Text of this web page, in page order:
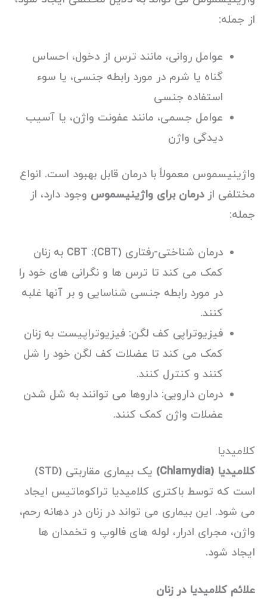
از جمله:
عوامل روانی، مانند ترس از دخول، احساس
گناه یا شرم در مورد رابطه جنسی، یا سوء
استفاده جنسی
عوامل جسمی، مانند عفونت واژن، یا آسیب
دیدگی واژن
واژینیسموس معمولاً با درمان قابل بهبود است. انواع
مختلفی ازدرمان برای واژینیسموس وجود دارد، از
جمله:
درمان شناختی-رفتاری (CBT): CBT به زنان
کمک می کند تا ترس ها و نگرانی های خود را
در مورد رابطه جنسی شناسایی و بر آنها غلبه
کنند.
فیزیوتراپی کف لگن: فیزیوتراپیست به زنان
کمک می کند تا عضلات کف لگن خود را شل
کنند و کنترل کنند.
درمان دارویی: داروها می توانند به شل شدن
عضلات واژن کمک کنند.
کلامیدیا
کلامیدیا (Chlamydia)
یک بیماری مقاربتی (STD)
است که توسط باکتری کلامیدیا تراکوماتیس ایجاد
می شود. این بیماری می تواند در زنان در دهانه رحم،
واژن، مجرای ادرار، لوله های فالوپ و تخمدان ها
ایجاد شود.
علائم کلامیدیا در زنان